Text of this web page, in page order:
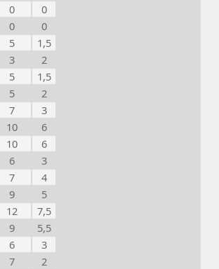
0
0
0
0
5
1,5
3
2
5
1,5
5
2
7
3
10
6
10
6
6
3
7
4
9
5
12
7,5
9
5,5
6
3
7
2